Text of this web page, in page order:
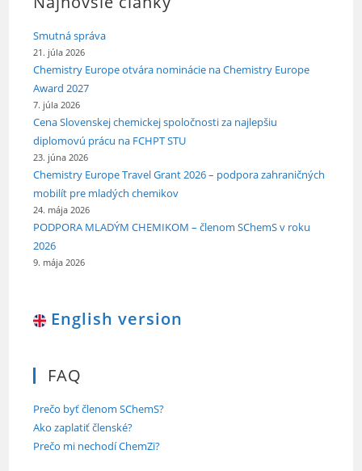
Smutná správa
21. júla 2026
Chemistry Europe otvára nominácie na Chemistry Europe
Award 2027
7. júla 2026
Cena Slovenskej chemickej spoločnosti za najlepšiu
diplomovú prácu na FCHPT STU
23. júna 2026
Chemistry Europe Travel Grant 2026 – podpora zahraničných
mobilít pre mladých chemikov
24. mája 2026
PODPORA MLADÝM CHEMIKOM – členom SChemS v roku
2026
9. mája 2026
English version
FAQ
Prečo byť členom SChemS?
Ako zaplatiť členské?
Prečo mi nechodí ChemZi?